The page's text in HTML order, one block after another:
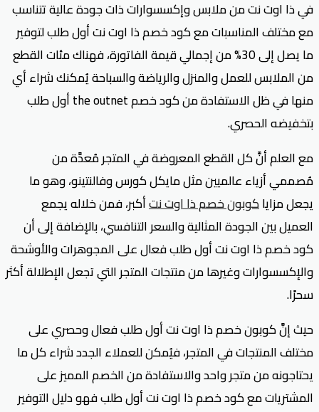
في ذا اوت نت من ملابس وإكسسوارات ذات جودة عالية تتناسب
مع مختلف المناسبات مع كود خصم ذا اوت نت أول طلب لتوفير
ما يصل إلى 30% من إجمالي قيمة الفاتورة، فهناك مئات القطع
من الملابس للعمل والمنزل والرياضة والسباحة يُمكنك شراء أي
منها في ظل الاستفادة من كود خصم the outnet أول طلب
بتخفيضه الحصري.
مع العلم أنَّ كل القطع المعروضة في المتجر مُعدَّة من
مُصممي أزياء عالميين مثل مايكل كورس وفالنتينو، وهو ما
يجعل مزاياكوبون خصم ذا اوت نتأكبر، فمن خلاله يجمع
العميل بين الجودة المثالية والسعر التنافسي، بالإضافة إلى أن
كود خصم ذا اوت نت أول طلب فعال على المجوهرات والأوشحة
والإكسسوارات وغيرها من منتجات المتجر التي تجعل الإطلالة أكثر
سحرًا.
حيث إنَّ كوبون خصم ذا اوت نت أول طلب فعال وحصري على
مختلف المنتجات في المتجر، فيُمكن للعملاء الجدد شراء كل ما
يحتاجونه من متجر واحد والاستفادة من الخصم المميز على
المشتريات مع كود خصم ذا اوت نت أول طلب فهو دليل التوفير